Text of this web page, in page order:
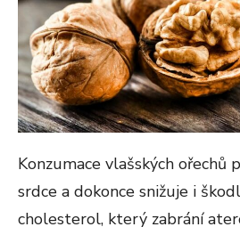
Konzumace vlašských ořechů
srdce a dokonce snižuje i
cholesterol, který zabrání